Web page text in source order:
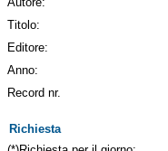
Titolo:
Editore:
Anno:
Record nr.
Richiesta